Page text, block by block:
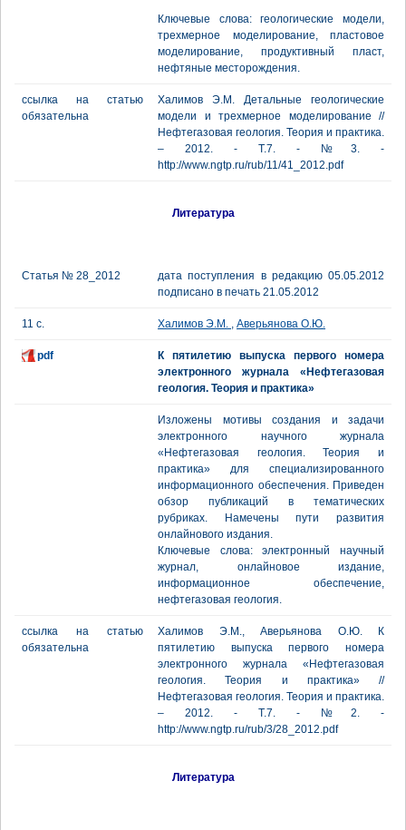
Ключевые слова: геологические модели,
трехмерное моделирование, пластовое
моделирование, продуктивный пласт,
нефтяные месторождения.
ссылка на статью
обязательна
Халимов Э.М. Детальные геологические
модели и трехмерное моделирование //
Нефтегазовая геология. Теория и практика.
– 2012. - Т.7. - №3. -
http://www.ngtp.ru/rub/11/41_2012.pdf
Литература
Статья № 28_2012
дата поступления в редакцию 05.05.2012
подписано в печать 21.05.2012
11 с. Халимов Э.М. , Аверьянова О.Ю.
pdf
К пятилетию выпуска первого номера
электронного журнала «Нефтегазовая
геология. Теория и практика»
Изложены мотивы создания и задачи
электронного научного журнала
«Нефтегазовая геология. Теория и
практика» для специализированного
информационного обеспечения. Приведен
обзор публикаций в тематических
рубриках. Намечены пути развития
онлайнового издания.
Ключевые слова: электронный научный
журнал, онлайновое издание,
информационное обеспечение,
нефтегазовая геология.
ссылка на статью
обязательна
Халимов Э.М., Аверьянова О.Ю. К
пятилетию выпуска первого номера
электронного журнала «Нефтегазовая
геология. Теория и практика» //
Нефтегазовая геология. Теория и практика.
– 2012. - Т.7. - №2. -
http://www.ngtp.ru/rub/3/28_2012.pdf
Литература